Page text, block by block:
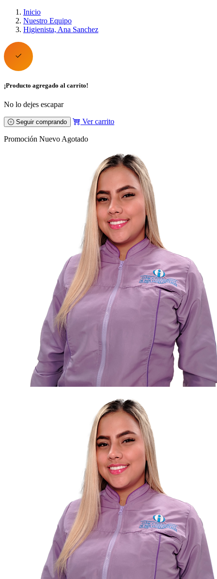
Inicio
Nuestro Equipo
Higienista, Ana Sanchez
¡Producto agregado al carrito!
No lo dejes escapar
Seguir comprando Ver carrito
Promoción Nuevo Agotado